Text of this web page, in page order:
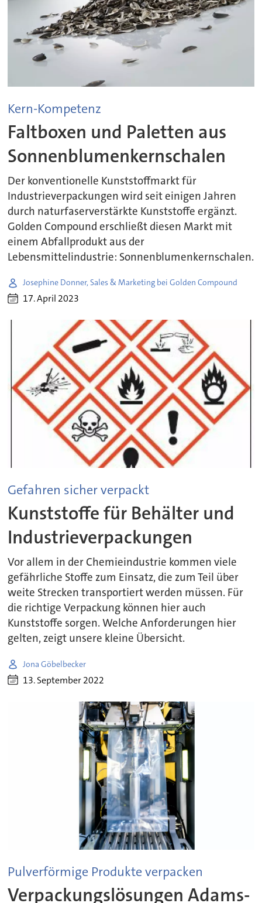
Kern-Kompetenz
Faltboxen und Paletten aus
Sonnenblumenkernschalen
Der konventionelle Kunststoffmarkt für
Industrieverpackungen wird seit einigen Jahren
durch naturfaserverstärkte Kunststoffe ergänzt.
Golden Compound erschließt diesen Markt mit
einem Abfallprodukt aus der
Lebensmittelindustrie: Sonnenblumenkernschalen.
Josephine Donner, Sales & Marketing bei Golden Compound
17. April 2023
Gefahren sicher verpackt
Kunststoffe für Behälter und
Industrieverpackungen
Vor allem in der Chemieindustrie kommen viele
gefährliche Stoffe zum Einsatz, die zum Teil über
weite Strecken transportiert werden müssen. Für
die richtige Verpackung können hier auch
Kunststoffe sorgen. Welche Anforderungen hier
gelten, zeigt unsere kleine Übersicht.
Jona Göbelbecker
13. September 2022
Pulverförmige Produkte verpacken
Verpackungslösungen Adams-